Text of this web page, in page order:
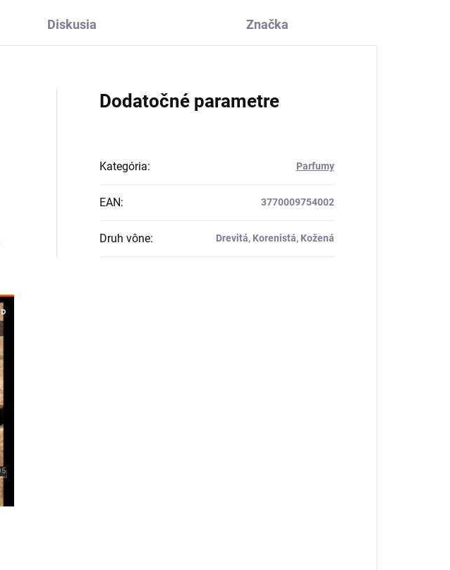
Diskusia Značka
Dodatočné parametre
Kategória: Parfumy
EAN: 3770009754002
Druh vône: Drevitá, Korenistá, Kožená